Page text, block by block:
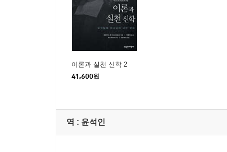
XI. 3. 하나님의 유효성은 역경에서도 위로를 준다.
XII. 4. 하나님의 유효성은 하나님에 대한 신뢰를
XIII. 5. 하나님의 유효성은 우리를 하나님과 경건
XV. 작정은 하나님의 확정적 선고인가?
XVI. 작정의 확정적 선고는 세 가지를 내포한다.
이론과 실천 신학 2
41,600원
역 : 윤석인